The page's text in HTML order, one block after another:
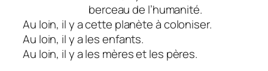
berceau de l’humanité.
Au loin, il y a cette planète à coloniser.
Au loin, il y a les enfants.
Au loin, il y a les mères et les pères.